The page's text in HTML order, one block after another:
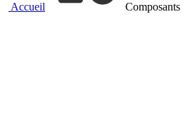
Accueil Composants